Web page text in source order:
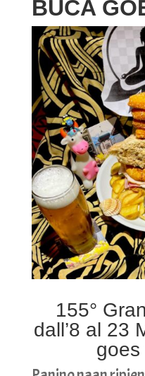
BUCA
155°
dall’8 al 23
goes